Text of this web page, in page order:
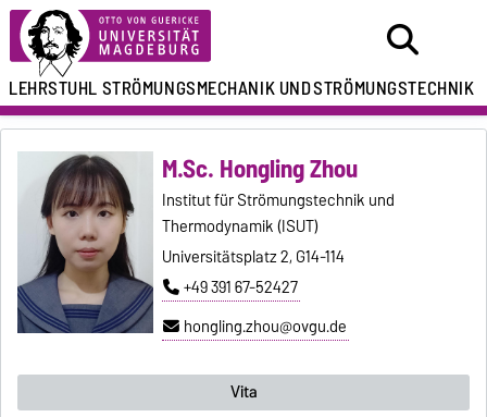
LEHRSTUHLSTRÖMUNGSMECHANIK UNDSTRÖMUNGSTECHNIK
M.Sc. Hongling Zhou
Institut für Strömungstechnik und
Thermodynamik (ISUT)
Universitätsplatz 2, G14-114
+49 391 67-52427
hongling.zhou@ovgu.de
Vita